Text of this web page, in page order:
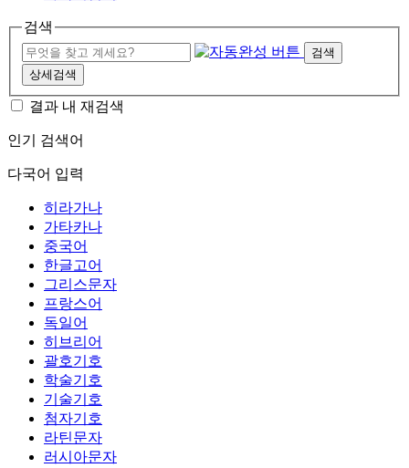
검색
검색
상세검색
결과 내 재검색
인기 검색어
다국어 입력
히라가나
가타카나
중국어
한글고어
그리스문자
프랑스어
독일어
히브리어
괄호기호
학술기호
기술기호
첨자기호
라틴문자
러시아문자